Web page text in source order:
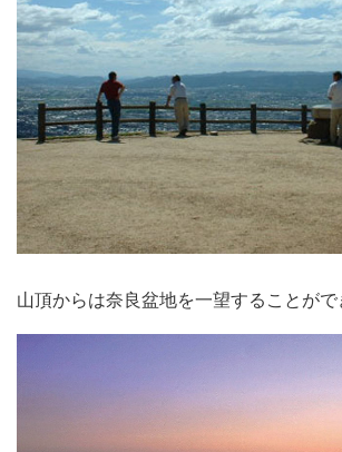
山頂からは奈良盆地を一望することがで